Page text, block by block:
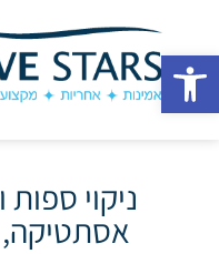
ניקוי
פתח סרגל נגישות